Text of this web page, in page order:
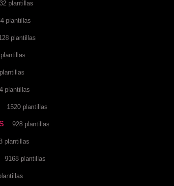
plantillas
plantillas
plantillas
plantillas
1520 plantillas
928 plantillas
plantillas
9168 plantillas